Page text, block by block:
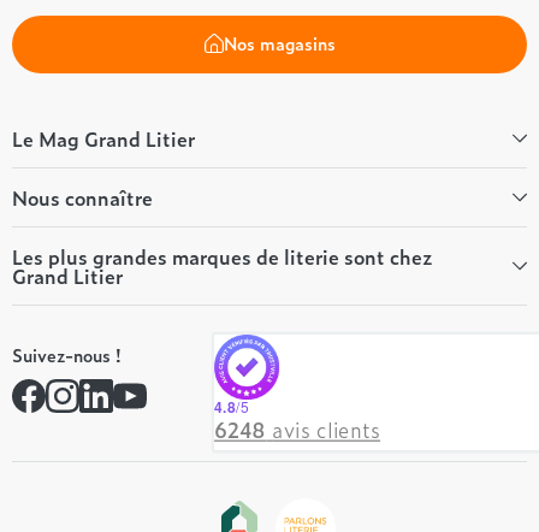
Nos magasins
Le Mag Grand Litier
Bien-être
Conseils literie
Tous les articles du Mag
Tous nos guides
Nous connaître
Qui sommes-nous ?
Nos valeurs
Nos engagements
Rejoindre notre réseau
Contactez-nous
Les plus grandes marques de literie sont chez
Grand Litier
André Renault
Simmons
Hôtel & Lodge
Suivez-nous !
4.8/5
6248 avis clients